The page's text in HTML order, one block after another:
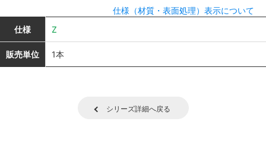
仕様（材質・表面処理）表示について
仕様
Z
販売単位 1本
シリーズ詳細へ戻る